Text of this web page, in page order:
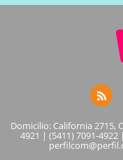
Domicilio: California 2715,
4921 | (5411) 7091-